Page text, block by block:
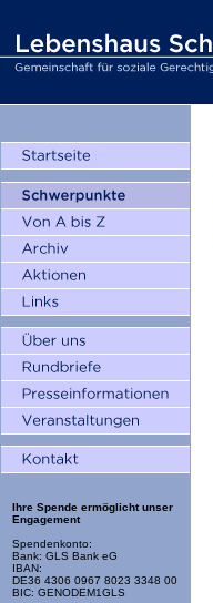
Ihre Spende ermöglicht unser
Engagement
Spendenkonto:
Bank: GLS Bank eG
IBAN:
DE36 4306 0967 8023 3348 00
BIC: GENODEM1GLS